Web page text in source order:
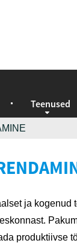
Teenused
ja
produktiivse